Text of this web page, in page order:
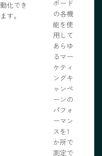
動化でき
ます。
ボード
の各機
能を使
用して
あらゆ
るマー
ケティ
ングキ
ャンペ
ーンの
パフォ
ーマン
スを1
か所で
測定で